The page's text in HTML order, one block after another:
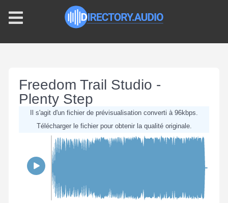
Freedom Trail Studio -
Plenty Step
Il s'agit d'un fichier de prévisualisation converti à 96kbps.
Télécharger le fichier pour obtenir la qualité originale.